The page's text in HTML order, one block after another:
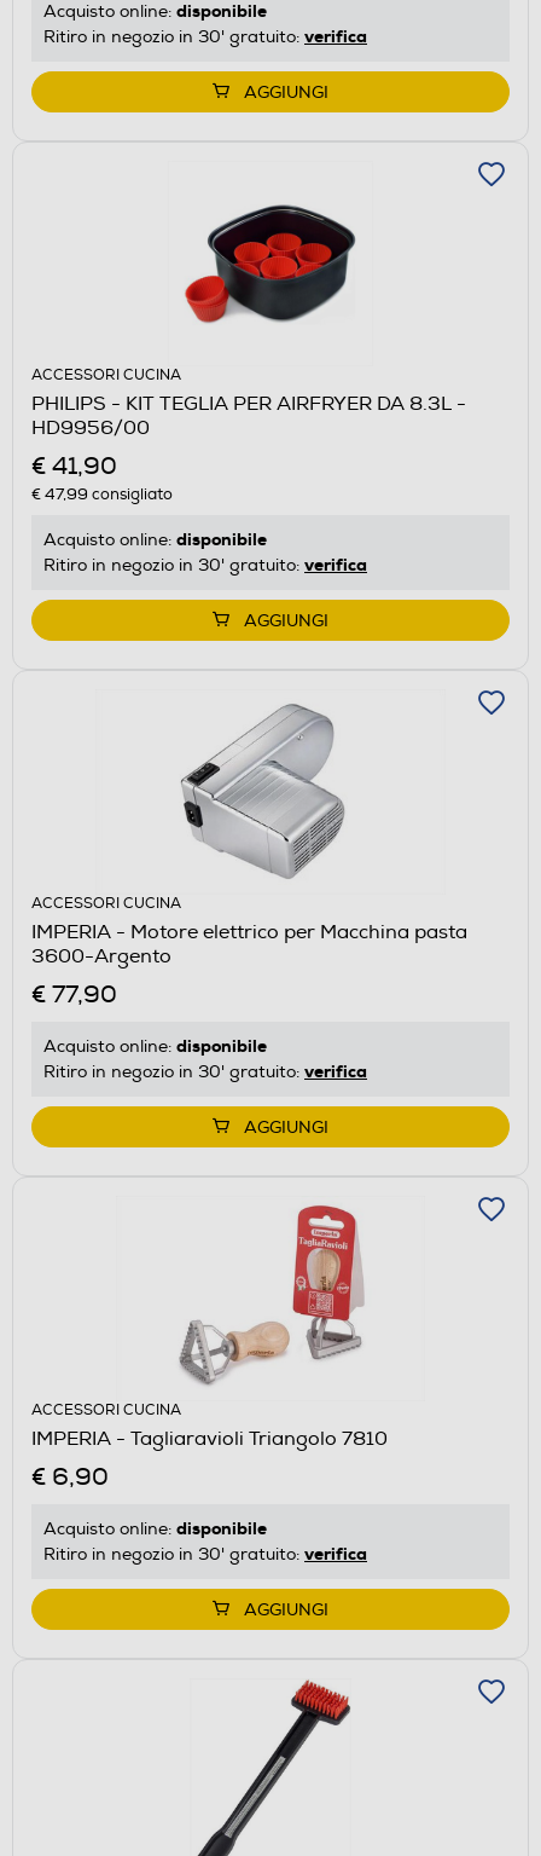
Acquisto online: disponibile
Ritiro in negozio in 30' gratuito: verifica
AGGIUNGI
ACCESSORI CUCINA
PHILIPS - KIT TEGLIA PER AIRFRYER DA 8.3L -
HD9956/00
€ 41,90
€ 47,99 consigliato
Acquisto online: disponibile
Ritiro in negozio in 30' gratuito: verifica
AGGIUNGI
ACCESSORI CUCINA
IMPERIA - Motore elettrico per Macchina pasta
3600-Argento
€ 77,90
Acquisto online: disponibile
Ritiro in negozio in 30' gratuito: verifica
AGGIUNGI
ACCESSORI CUCINA
IMPERIA - Tagliaravioli Triangolo 7810
€ 6,90
Acquisto online: disponibile
Ritiro in negozio in 30' gratuito: verifica
AGGIUNGI